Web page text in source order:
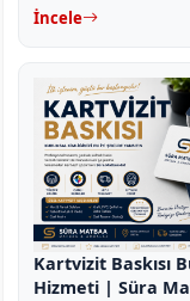
İncele
Kartvizit Baskısı
Hizmeti | Süra